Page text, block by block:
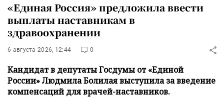
«Единая Россия» предложила ввести
выплаты наставникам в
здравоохранении
6 августа 2026, 12:44 0
Кандидат в депутаты Госдумы от «Единой
России» Людмила Болилая выступила за введение
компенсаций для врачей-наставников.